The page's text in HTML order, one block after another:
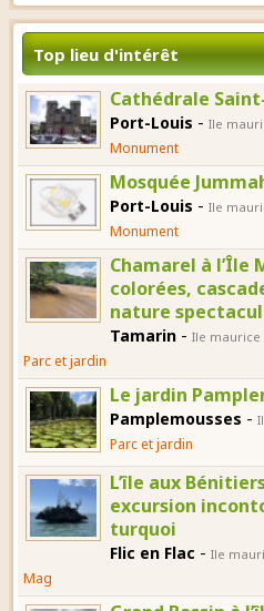
Top lieu d'intérêt
Cathédrale
Port-Louis - Ile
Monument
Mosquée
Port-Louis - Ile
Monument
Chamarel à l’Île
colorées,
nature
Tamarin - Ile maurice
Parc et jardin
Le jardin
Pamplemousses -
Parc et jardin
L’île aux
excursion
turquoi
Flic en Flac - Ile
Mag